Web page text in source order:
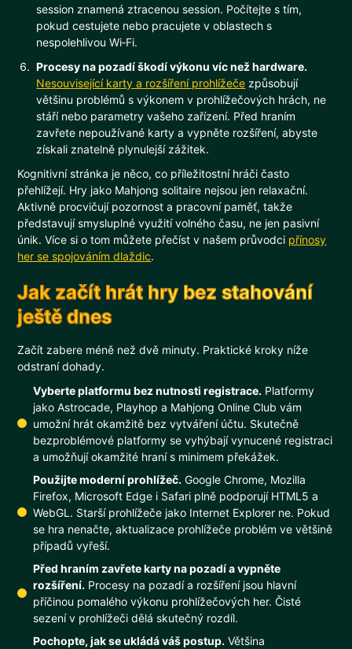
session znamená ztracenou session. Počítejte s tím,
pokud cestujete nebo pracujete v oblastech s
nespolehlivou Wi‑Fi.
Procesy na pozadí škodí výkonu víc než hardware.
Nesouvisející karty a rozšíření prohlížeče způsobují
většinu problémů s výkonem v prohlížečových hrách, ne
stáří nebo parametry vašeho zařízení. Před hraním
zavřete nepoužívané karty a vypněte rozšíření, abyste
získali znatelně plynulejší zážitek.
Kognitivní stránka je něco, co příležitostní hráči často
přehlížejí. Hry jako Mahjong solitaire nejsou jen relaxační.
Aktivně procvičují pozornost a pracovní paměť, takže
představují smysluplné využití volného času, ne jen pasivní
únik. Více si o tom můžete přečíst v našem průvodci přínosy
her se spojováním dlaždic.
Jak začít hrát hry bez stahování
ještě dnes
Začít zabere méně než dvě minuty. Praktické kroky níže
odstraní dohady.
Vyberte platformu bez nutnosti registrace. Platformy
jako Astrocade, Playhop a Mahjong Online Club vám
umožní hrát okamžitě bez vytváření účtu. Skutečně
bezproblémové platformy se vyhýbají vynucené registraci
a umožňují okamžité hraní s minimem překážek.
Použijte moderní prohlížeč. Google Chrome, Mozilla
Firefox, Microsoft Edge i Safari plně podporují HTML5 a
WebGL. Starší prohlížeče jako Internet Explorer ne. Pokud
se hra nenačte, aktualizace prohlížeče problém ve většině
případů vyřeší.
Před hraním zavřete karty na pozadí a vypněte
rozšíření. Procesy na pozadí a rozšíření jsou hlavní
příčinou pomalého výkonu prohlížečových her. Čisté
sezení v prohlížeči dělá skutečný rozdíl.
Pochopte, jak se ukládá váš postup. Většina